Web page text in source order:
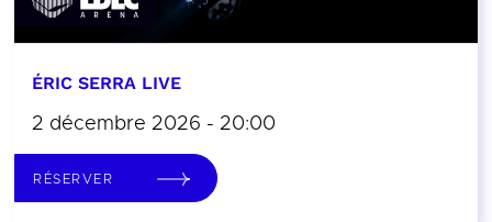
ÉRIC SERRA LIVE
2 décembre 2026 - 20:00
RÉSERVER